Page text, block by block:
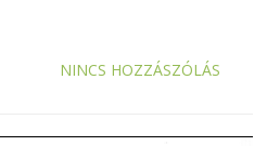
NINCS HOZZÁSZÓLÁS